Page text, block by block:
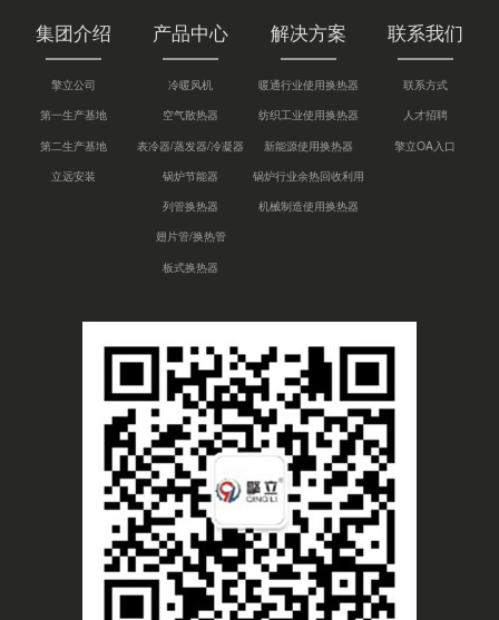
集团介绍
擎立公司
第一生产基地
第二生产基地
立远安装
产品中心
冷暖风机
空气散热器
表冷器/蒸发器/冷凝器
锅炉节能器
列管换热器
翅片管/换热管
板式换热器
解决方案
暖通行业使用换热器
纺织工业使用换热器
新能源使用换热器
锅炉行业余热回收利用
机械制造使用换热器
联系我们
联系方式
人才招聘
擎立OA入口